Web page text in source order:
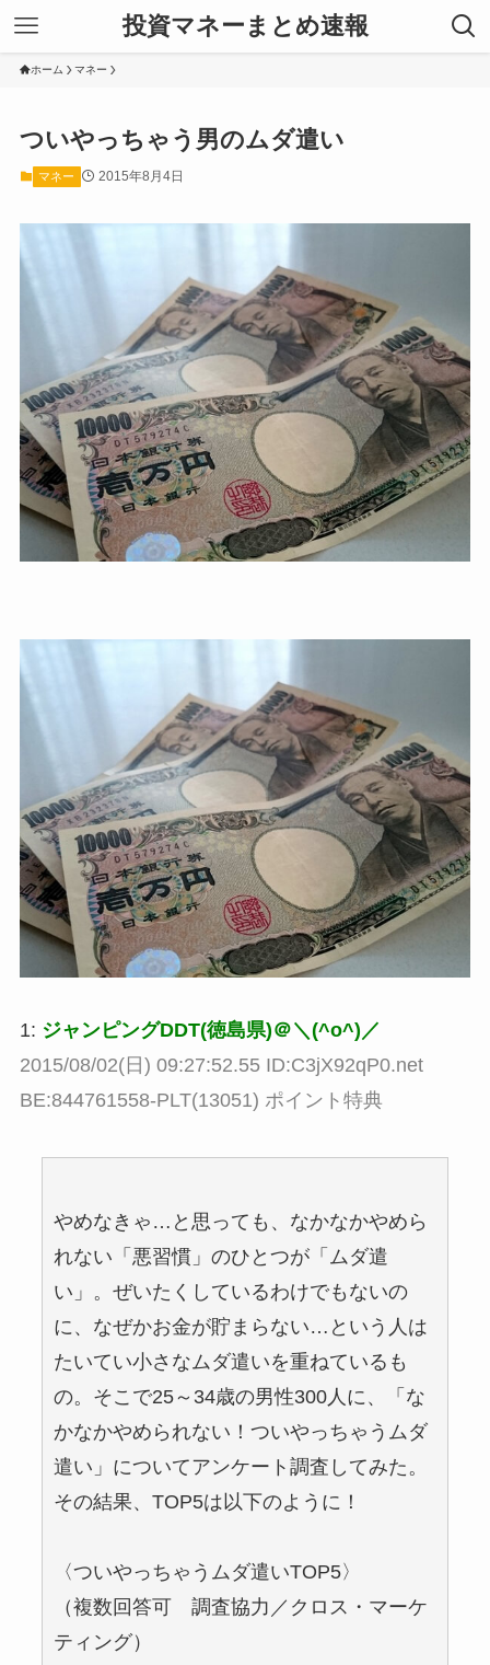
投資マネーまとめ速報
ホーム マネー
ついやっちゃう男のムダ遣い
マネー 2015年8月4日
1: ジャンピングDDT(徳島県)＠＼(^o^)／
2015/08/02(日) 09:27:52.55 ID:C3jX92qP0.net
BE:844761558-PLT(13051) ポイント特典
やめなきゃ…と思っても、なかなかやめら
れない「悪習慣」のひとつが「ムダ遣
い」。ぜいたくしているわけでもないの
に、なぜかお金が貯まらない…という人は
たいてい小さなムダ遣いを重ねているも
の。そこで25～34歳の男性300人に、「な
かなかやめられない！ついやっちゃうムダ
遣い」についてアンケート調査してみた。
その結果、TOP5は以下のように！
〈ついやっちゃうムダ遣いTOP5〉
（複数回答可 調査協力／クロス・マーケ
ティング）